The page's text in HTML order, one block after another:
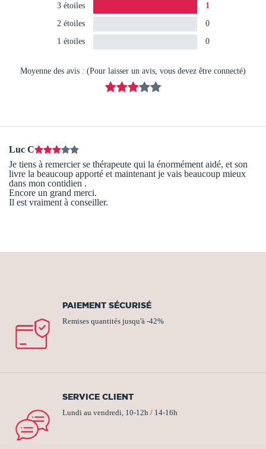
3 étoiles
1
2 étoiles
0
1 étoiles
0
Moyenne des avis : (Pour laisser un avis, vous devez être connecté)
Luc C
Je tiens à remercier se thérapeute qui la énormément aidé, et son
livre la beaucoup apporté et maintenant je vais beaucoup mieux
dans mon contidien .
Encore un grand merci.
Il est vraiment à conseiller.
PAIEMENT SÉCURISÉ
Remises quantités jusqu'à -42%
SERVICE CLIENT
Lundi au vendredi, 10-12h / 14-16h